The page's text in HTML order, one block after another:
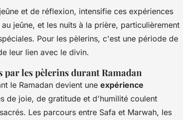
et de réflexion, intensifie ces expériences
jeûne, et les nuits à la prière, particulièrement
Pour les pèlerins, c'est une période de
leur lien avec le divin.
par les pèlerins durant Ramadan
le Ramadan devient une expérience
de joie, de gratitude et d'humilité coulent
Les parcours entre Safa et Marwah, les